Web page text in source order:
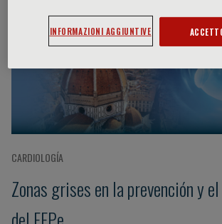
CARDIOLOGÍA
Zonas grises en la prevención y
INFORMAZIONI AGGIUNTIVE